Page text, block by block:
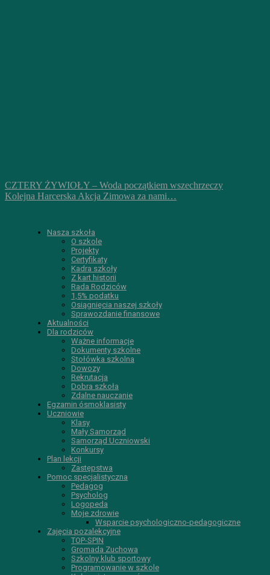
CZTERY ŻYWIOŁY – Woda początkiem wszechrzeczy
Kolejna Harcerska Akcja Zimowa za nami…
Nasza szkoła
O szkole
Projekty
Certyfikaty
Kadra szkoły
Z kart historii
Rada Rodziców
1,5% podatku
Osiągnięcia naszej szkoły
Sprawozdanie finansowe
Aktualności
Dla rodziców
Ważne informacje
Dokumenty szkolne
Stołówka szkolna
Dowozy
Rekrutacja
Dobra szkoła
Zdalne nauczanie
Egzamin ósmoklasisty
Uczniowie
Klasy
Mały Samorząd
Samorząd Uczniowski
Konkursy
Plan lekcji
Zastępstwa
Pomoc specjalistyczna
Pedagog
Psycholog
Logopeda
Moje zdrowie
Wsparcie psychologiczno-pedagogiczne
Zajęcia pozalekcyjne
TOP-SPIN
Gromada Zuchowa
Szkolny klub sportowy
Programowanie w szkole